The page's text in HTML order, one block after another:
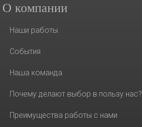
О компании
Наши работы
События
Наша команда
Почему делают выбор в пользу нас?
Преимущества работы с нами